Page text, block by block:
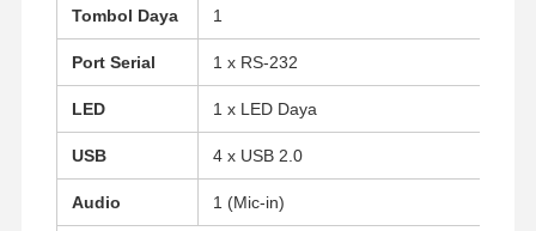
Rumah Produk Tentang Kita
Tombol Daya 1
Port Serial 1 x RS-232
LED 1 x LED Daya
USB 4 x USB 2.0
Audio 1 (Mic-in)